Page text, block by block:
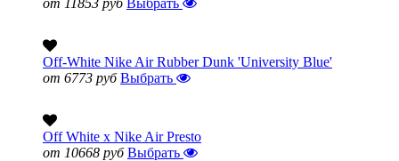
Off-White Nike Air Rubber Dunk 'University Blue'
от 6773 руб Выбрать
Off White x Nike Air Presto
от 10668 руб Выбрать